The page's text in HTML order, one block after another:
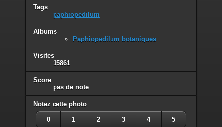
Tags
paphiopedilum
Albums
Paphiopedilum botaniques
Visites
15861
Score
pas de note
Notez cette photo
0 1 2 3 4 5